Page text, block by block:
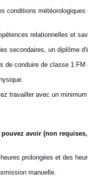
conditions
relationnelles et
secondaires, un diplôme
de conduire de classe 1
travailler avec un
avoir (non
prolongées et des
manuelle.